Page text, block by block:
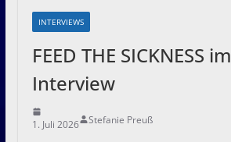
INTERVIEWS
FEED THE SICKNESS im
Interview
1. Juli 2026 Stefanie Preuß